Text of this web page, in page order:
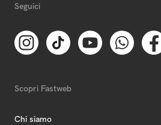
Seguici
Scopri Fastweb
Chi siamo